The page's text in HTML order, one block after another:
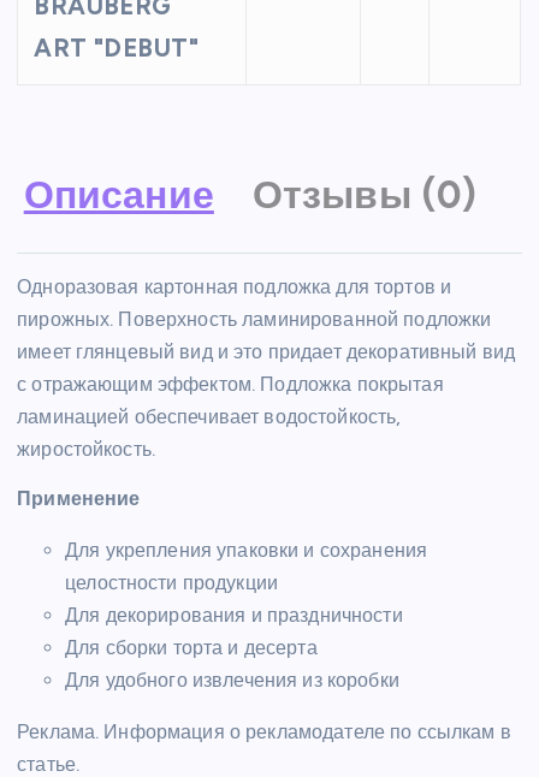
ART "DEBUT"
Описание Отзывы (0)
Одноразовая картонная подложка для тортов и
пирожных. Поверхность ламинированной подложки
имеет глянцевый вид и это придает декоративный вид
с отражающим эффектом. Подложка покрытая
ламинацией обеспечивает водостойкость,
жиростойкость.
Применение
Для укрепления упаковки и сохранения
целостности продукции
Для декорирования и праздничности
Для сборки торта и десерта
Для удобного извлечения из коробки
Реклама. Информация о рекламодателе по ссылкам в
статье.